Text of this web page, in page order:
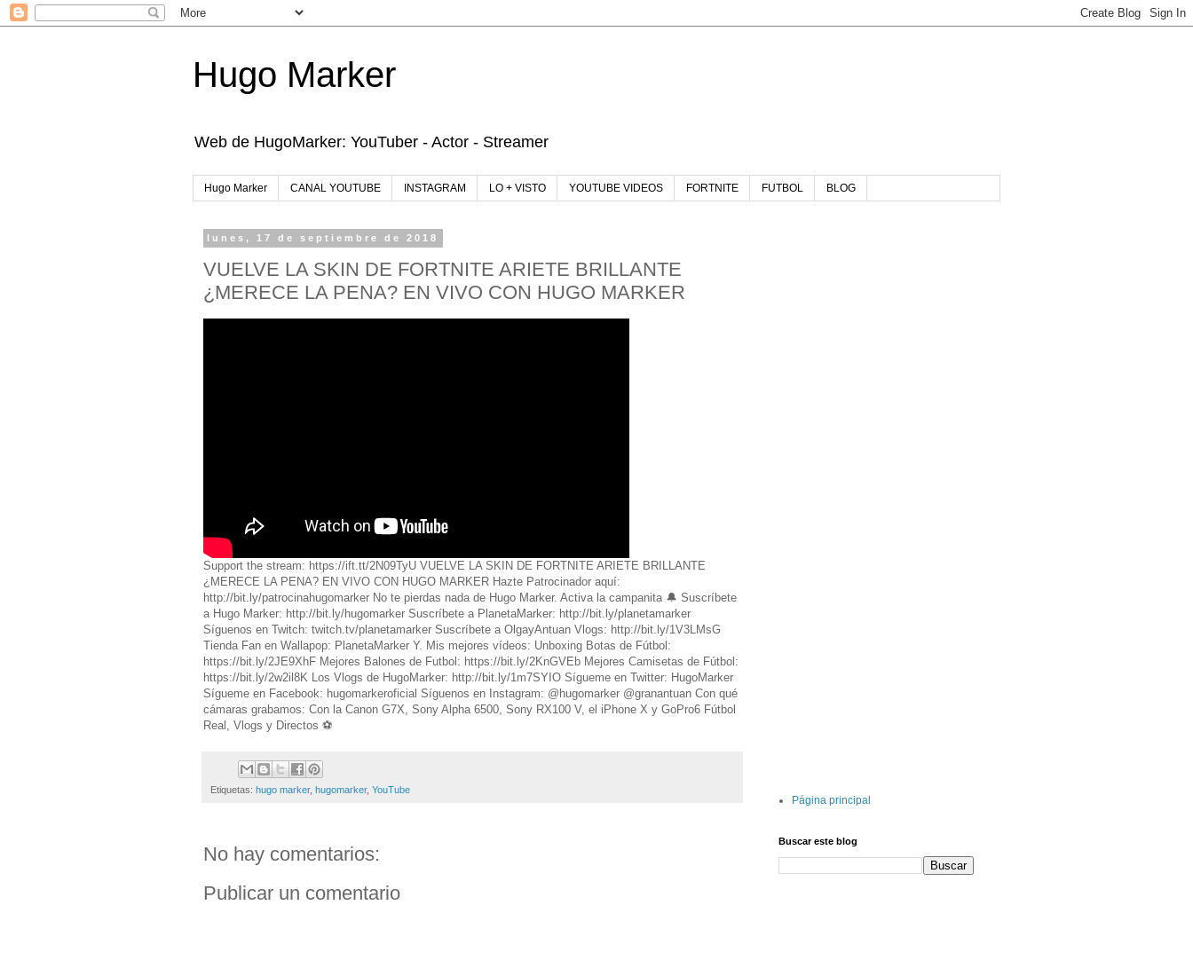
Hugo Marker
Web de HugoMarker: YouTuber - Actor - Streamer
Hugo Marker CANAL YOUTUBE INSTAGRAM LO + VISTO YOUTUBE VIDEOS FORTNITE FUTBOL BLOG
lunes, 17 de septiembre de 2018
VUELVE LA SKIN DE FORTNITE ARIETE BRILLANTE
¿MERECE LA PENA? EN VIVO CON HUGO MARKER
Support the stream: https://ift.tt/2N09TyU VUELVE LA SKIN DE FORTNITE ARIETE BRILLANTE
¿MERECE LA PENA? EN VIVO CON HUGO MARKER Hazte Patrocinador aquí:
http://bit.ly/patrocinahugomarker No te pierdas nada de Hugo Marker. Activa la campanita 🔔 Suscríbete
a Hugo Marker: http://bit.ly/hugomarker Suscríbete a PlanetaMarker: http://bit.ly/planetamarker
Síguenos en Twitch: twitch.tv/planetamarker Suscríbete a OlgayAntuan Vlogs: http://bit.ly/1V3LMsG
Tienda Fan en Wallapop: PlanetaMarker Y. Mis mejores vídeos: Unboxing Botas de Fútbol:
https://bit.ly/2JE9XhF Mejores Balones de Futbol: https://bit.ly/2KnGVEb Mejores Camisetas de Fútbol:
https://bit.ly/2w2il8K Los Vlogs de HugoMarker: http://bit.ly/1m7SYIO Sígueme en Twitter: HugoMarker
Sígueme en Facebook: hugomarkeroficial Síguenos en Instagram: @hugomarker @granantuan Con qué
cámaras grabamos: Con la Canon G7X, Sony Alpha 6500, Sony RX100 V, el iPhone X y GoPro6 Fútbol
Real, Vlogs y Directos ⚽️
Etiquetas: hugo marker, hugomarker, YouTube
No hay comentarios:
Publicar un comentario
Página principal
Buscar este blog